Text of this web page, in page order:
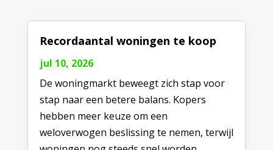
Recordaantal woningen te koop
jul 10, 2026
De woningmarkt beweegt zich stap voor
stap naar een betere balans. Kopers
hebben meer keuze om een
weloverwogen beslissing te nemen, terwijl